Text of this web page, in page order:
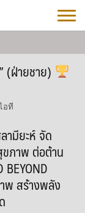
(ฝ่ายชาย)
อที
ามียะห์ จัด
ขภาพ ต่อต้าน
พ สร้างพลัง